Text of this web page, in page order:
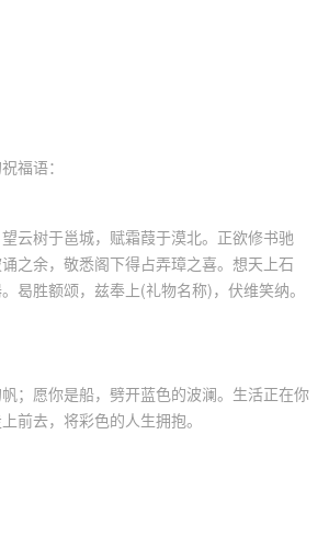
福语：
云树于邕城，赋霜葭于漠北。正欲修书驰
之余，敬悉阁下得占弄璋之喜。想天上石
曷胜额颂，兹奉上(礼物名称)，伏维笑纳。
；愿你是船，劈开蓝色的波澜。生活正在你
前去，将彩色的人生拥抱。